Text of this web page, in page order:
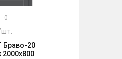
0
Браво-20
2000х800